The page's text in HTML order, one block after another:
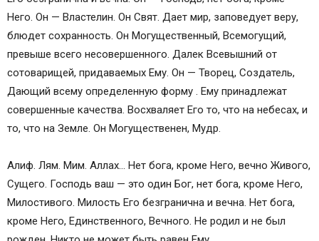
Него. Он — Властелин. Он Свят. Дает мир, заповедует веру,
блюдет сохранность. Он Могущественный, Всемогущий,
превыше всего несовершенного. Далек Всевышний от
сотоварищей, придаваемых Ему. Он — Творец, Создатель,
Дающий всему определенную форму . Ему принадлежат
совершенные качества. Восхваляет Его то, что на небесах, и
то, что на Земле. Он Могущественен, Мудр.
Алиф. Лям. Мим. Аллах… Нет бога, кроме Него, вечно Живого,
Сущего. Господь ваш — это один Бог, нет бога, кроме Него,
Милостивого. Милость Его безгранична и вечна. Нет бога,
кроме Него, Единственного, Вечного. Не родил и не был